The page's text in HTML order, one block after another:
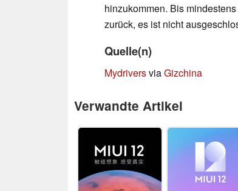
hinzukommen. Bis
zurück, es ist nicht
Quelle(n)
MydriversviaGizchina
Verwandte Artikel